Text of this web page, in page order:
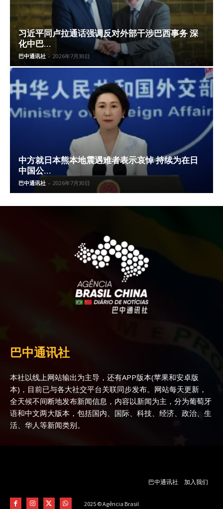
习近平同卢拉通话强调反对外部干涉巴西事务 深
化中巴...
巴中通讯社 - 2026年7月30日
中方就日本熊本地震遇难者表示哀悼 持续为在日
中国公...
巴中通讯社 - 2026年7月30日
巴中通讯社
本社以线上网站输出为主导，还有APP版本(苹果和安卓版
本)，目前已与各大社交平台关联同步发布。网站每天更新，
全天候不间断地发布新闻信息，内容以新闻为主，分为葡萄牙
语和中文两大版本，包括国内、国际、科技、经济、政治、生
活、华人等新闻类别。
2025 © Agência Brasil
巴中通讯社 加入我们